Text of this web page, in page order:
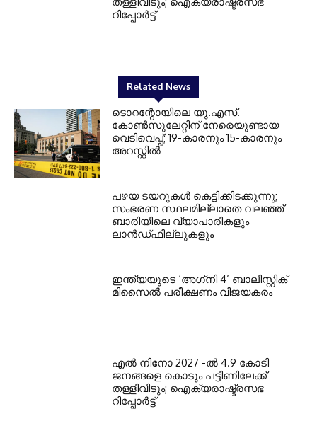
റിപ്പോര്‍ട്ട്
Related News
ടൊറന്റോയിലെ യു.എസ്.
കോൺസുലേറ്റിന് നേരെയുണ്ടായ
വെടിവെപ്പ്; 19-കാരനും 15-കാരനും
അറസ്റ്റിൽ
പഴയ ടയറുകള്‍ കെട്ടിക്കിടക്കുന്നു;
സംഭരണ സ്ഥലമില്ലാതെ വലഞ്ഞ്
ബാരിയിലെ വ്യാപാരികളും
ലാന്‍ഡ്ഫില്ലുകളും
ഇന്ത്യയുടെ ‘അഗ്‌നി 4’ ബാലിസ്റ്റിക്
മിസൈല്‍ പരീക്ഷണം വിജയകരം
എല്‍ നിനോ 2027 -ല്‍ 4.9 കോടി
ജനങ്ങളെ കൊടും പട്ടിണിലേക്ക്
തള്ളിവിടും; ഐക്യരാഷ്ട്രസഭ
റിപ്പോര്‍ട്ട്